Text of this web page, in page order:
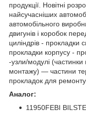
продукції. Новітні
найсучасніших
автомобільного
двигунів і коробок
циліндрів - прокладки
прокладки корпусу -
-узли/модулі (частинки
монтажу) — частини
прокладок для
Аналог:
11950FEBI